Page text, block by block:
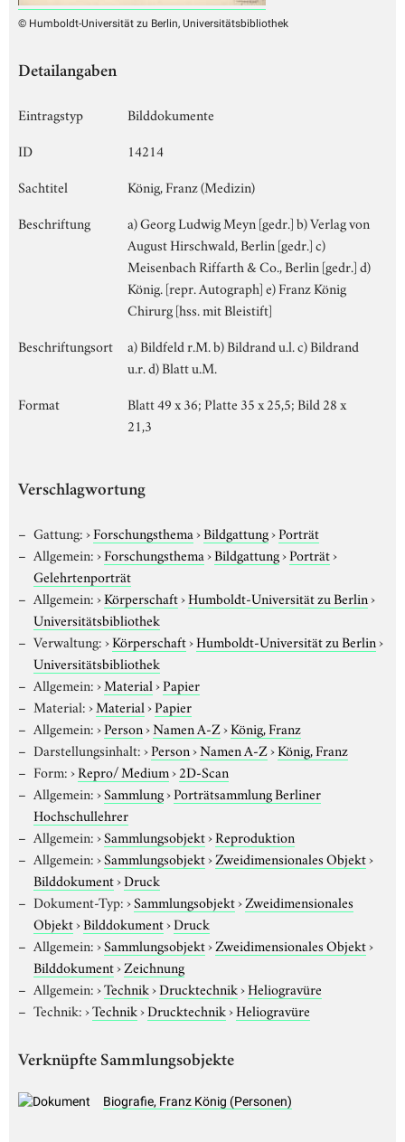
© Humboldt-Universität zu Berlin, Universitätsbibliothek
Detailangaben
Eintragstyp
Bilddokumente
ID
14214
Sachtitel
König, Franz (Medizin)
Beschriftung
a) Georg Ludwig Meyn [gedr.] b) Verlag von
August Hirschwald, Berlin [gedr.] c)
Meisenbach Riffarth & Co., Berlin [gedr.] d)
König. [repr. Autograph] e) Franz König
Chirurg [hss. mit Bleistift]
Beschriftungsort
a) Bildfeld r.M. b) Bildrand u.l. c) Bildrand
u.r. d) Blatt u.M.
Format
Blatt 49 x 36; Platte 35 x 25,5; Bild 28 x
21,3
Verschlagwortung
Gattung:›Forschungsthema›Bildgattung›Porträt
Allgemein:›Forschungsthema›Bildgattung›Porträt›
Gelehrtenporträt
Allgemein:›Körperschaft›Humboldt-Universität zu Berlin›
Universitätsbibliothek
Verwaltung:›Körperschaft›Humboldt-Universität zu Berlin›
Universitätsbibliothek
Allgemein:›Material›Papier
Material:›Material›Papier
Allgemein:›Person›Namen A-Z›König, Franz
Darstellungsinhalt:›Person›Namen A-Z›König, Franz
Form:›Repro/ Medium›2D-Scan
Allgemein:›Sammlung›Porträtsammlung Berliner
Hochschullehrer
Allgemein:›Sammlungsobjekt›Reproduktion
Allgemein:›Sammlungsobjekt›Zweidimensionales Objekt›
Bilddokument›Druck
Dokument-Typ:›Sammlungsobjekt›Zweidimensionales
Objekt›Bilddokument›Druck
Allgemein:›Sammlungsobjekt›Zweidimensionales Objekt›
Bilddokument›Zeichnung
Allgemein:›Technik›Drucktechnik›Heliogravüre
Technik:›Technik›Drucktechnik›Heliogravüre
Verknüpfte Sammlungsobjekte
Biografie, Franz König (Personen)